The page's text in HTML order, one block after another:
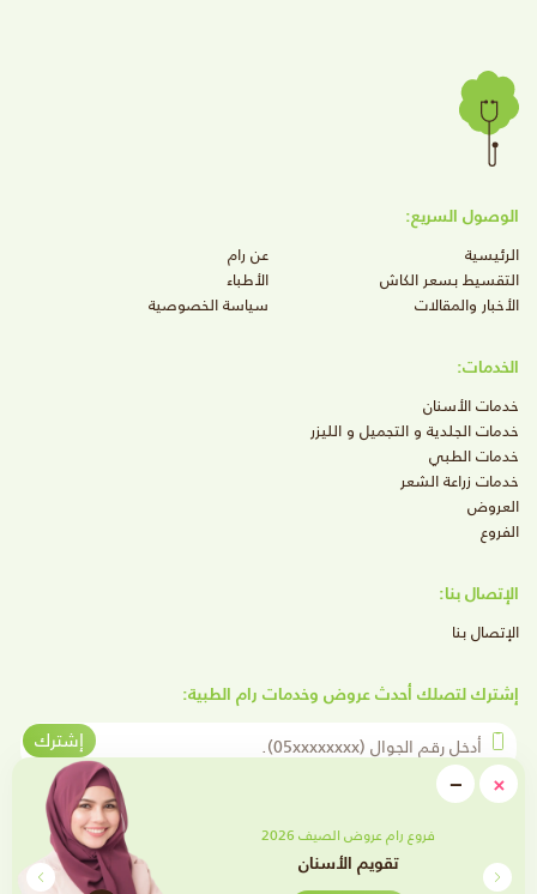
×
close−
Minimize
فروع رام عروض الصيف 2026
تقويم الأسنان
الوصول السريع:
الرئيسية
عن رام
التقسيط بسعر الكاش
الأطباء
الأخبار والمقالات
سياسة الخصوصية
الخدمات:
خدمات الأسنان
خدمات الجلدية و التجميل و الليزر
خدمات الطبي
خدمات زراعة الشعر
العروض
الفروع
الإتصال بنا:
الإتصال بنا
إشترك لتصلك أحدث عروض وخدمات رام الطبية:
أدخل رقم الجوال
إشترك